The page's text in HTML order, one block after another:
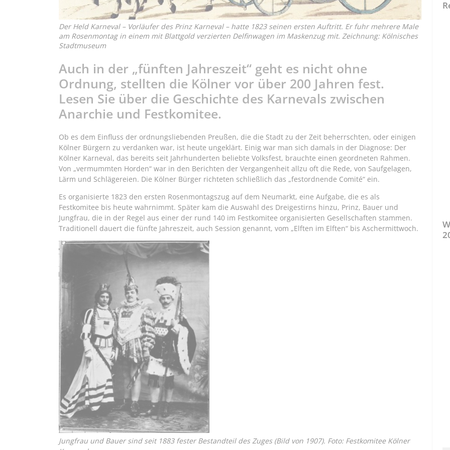
Der Held Karneval – Vorläufer des Prinz Karneval – hatte 1823 seinen ersten Auftritt. Er fuhr mehrere Male
am Rosenmontag in einem mit Blattgold verzierten Delfinwagen im Maskenzug mit. Zeichnung: Kölnisches
Stadtmuseum
Auch in der „fünften Jahreszeit“ geht es nicht ohne
Ordnung, stellten die Kölner vor über 200 Jahren fest.
Lesen Sie über die Geschichte des Karnevals zwischen
Anarchie und Festkomitee.
Ob es dem Einfluss der ordnungsliebenden Preußen, die die Stadt zu der Zeit beherrschten, oder einigen
Kölner Bürgern zu verdanken war, ist heute ungeklärt. Einig war man sich damals in der Diagnose: Der
Kölner Karneval, das bereits seit Jahrhunderten beliebte Volksfest, brauchte einen geordneten Rahmen.
Von „vermummten Horden“ war in den Berichten der Vergangenheit allzu oft die Rede, von Saufgelagen,
Lärm und Schlägereien. Die Kölner Bürger richteten schließlich das „festordnende Comité“ ein.
Es organisierte 1823 den ersten Rosenmontagszug auf dem Neumarkt, eine Aufgabe, die es als
Festkomitee bis heute wahrnimmt. Später kam die Auswahl des Dreigestirns hinzu, Prinz, Bauer und
Jungfrau, die in der Regel aus einer der rund 140 im Festkomitee organisierten Gesellschaften stammen.
Traditionell dauert die fünfte Jahreszeit, auch Session genannt, vom „Elften im Elften“ bis Aschermittwoch.
Jungfrau und Bauer sind seit 1883 fester Bestandteil des Zuges (Bild von 1907). Foto: Festkomitee Kölner